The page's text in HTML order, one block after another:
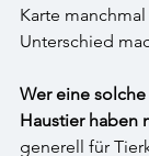
Karte
Unterschied
Wer eine
Haustier haben
generell für